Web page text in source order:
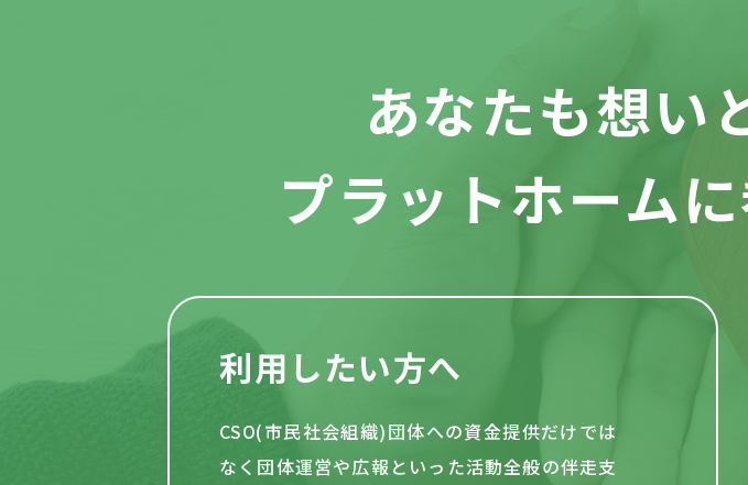
あなたも想い
プラットホーム
利用したい方へ
CSO(市民社会組織)団体への資金提供だけでは
なく団体運営や広報といった活動全般の伴走支